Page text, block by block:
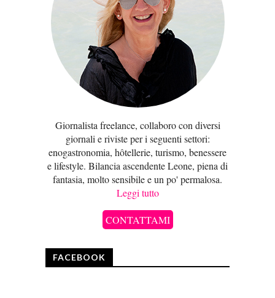
Giornalista freelance, collaboro con diversi
giornali e riviste per i seguenti settori:
enogastronomia, hôtellerie, turismo, benessere
e lifestyle. Bilancia ascendente Leone, piena di
fantasia, molto sensibile e un po' permalosa.
Leggi tutto
CONTATTAMI
FACEBOOK